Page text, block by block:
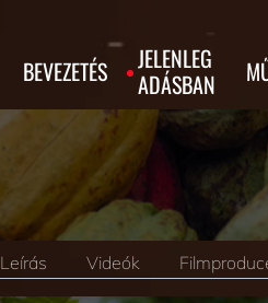
BEVEZETÉS
JELENLEG
ADÁSBAN
Leírás Videók